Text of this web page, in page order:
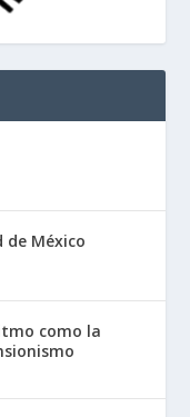
de México
como la